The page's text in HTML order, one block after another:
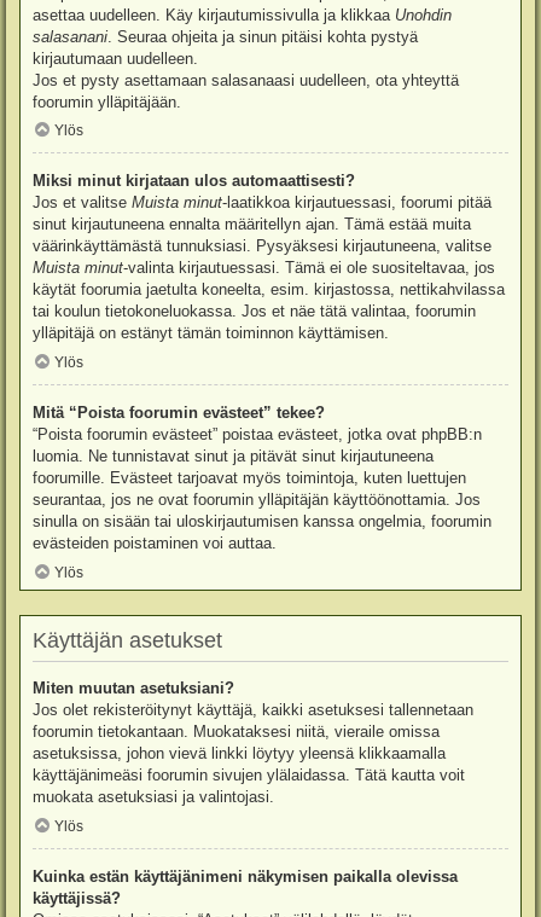
asettaa uudelleen. Käy kirjautumissivulla ja klikkaa Unohdin
salasanani . Seuraa ohjeita ja sinun pitäisi kohta pystyä
kirjautumaan uudelleen.
Jos et pysty asettamaan salasanaasi uudelleen, ota yhteyttä
foorumin ylläpitäjään.
Ylös
Miksi minut kirjataan ulos automaattisesti?
Jos et valitse Muista minut-laatikkoa kirjautuessasi, foorumi pitää
sinut kirjautuneena ennalta määritellyn ajan. Tämä estää muita
väärinkäyttämästä tunnuksiasi. Pysyäksesi kirjautuneena, valitse
Muista minut-valinta kirjautuessasi. Tämä ei ole suositeltavaa, jos
käytät foorumia jaetulta koneelta, esim. kirjastossa, nettikahvilassa
tai koulun tietokoneluokassa. Jos et näe tätä valintaa, foorumin
ylläpitäjä on estänyt tämän toiminnon käyttämisen.
Ylös
Mitä “Poista foorumin evästeet” tekee?
“Poista foorumin evästeet” poistaa evästeet, jotka ovat phpBB:n
luomia. Ne tunnistavat sinut ja pitävät sinut kirjautuneena
foorumille. Evästeet tarjoavat myös toimintoja, kuten luettujen
seurantaa, jos ne ovat foorumin ylläpitäjän käyttöönottamia. Jos
sinulla on sisään tai uloskirjautumisen kanssa ongelmia, foorumin
evästeiden poistaminen voi auttaa.
Ylös
Käyttäjän asetukset
Miten muutan asetuksiani?
Jos olet rekisteröitynyt käyttäjä, kaikki asetuksesi tallennetaan
foorumin tietokantaan. Muokataksesi niitä, vieraile omissa
asetuksissa, johon vievä linkki löytyy yleensä klikkaamalla
käyttäjänimeäsi foorumin sivujen ylälaidassa. Tätä kautta voit
muokata asetuksiasi ja valintojasi.
Ylös
Kuinka estän käyttäjänimeni näkymisen paikalla olevissa
käyttäjissä?